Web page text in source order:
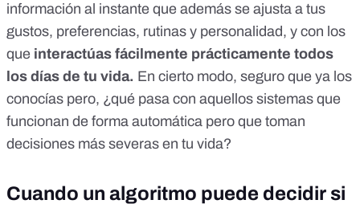
información al instante que además se ajusta a tus
gustos, preferencias, rutinas y personalidad, y con los
que interactúas fácilmente prácticamente todos
los días de tu vida. En cierto modo, seguro que ya los
conocías pero, ¿qué pasa con aquellos sistemas que
funcionan de forma automática pero que toman
decisiones más severas en tu vida?
Cuando un algoritmo puede decidir si